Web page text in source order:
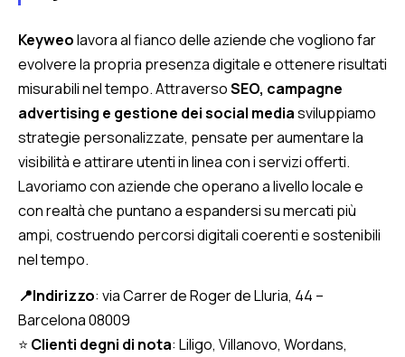
Keyweolavora al fianco delle aziende che vogliono far
evolvere la propria presenza digitale e ottenere risultati
misurabili nel tempo. AttraversoSEO, campagne
advertising e gestione dei social mediasviluppiamo
strategie personalizzate, pensate per aumentare la
visibilità e attirare utenti in linea con i servizi offerti.
Lavoriamo con aziende che operano a livello locale e
con realtà che puntano a espandersi su mercati più
ampi, costruendo percorsi digitali coerenti e sostenibili
nel tempo.
📍Indirizzo: via Carrer de Roger de Lluria, 44 –
Barcelona 08009
⭐ Clienti degni di nota: Liligo, Villanovo, Wordans,